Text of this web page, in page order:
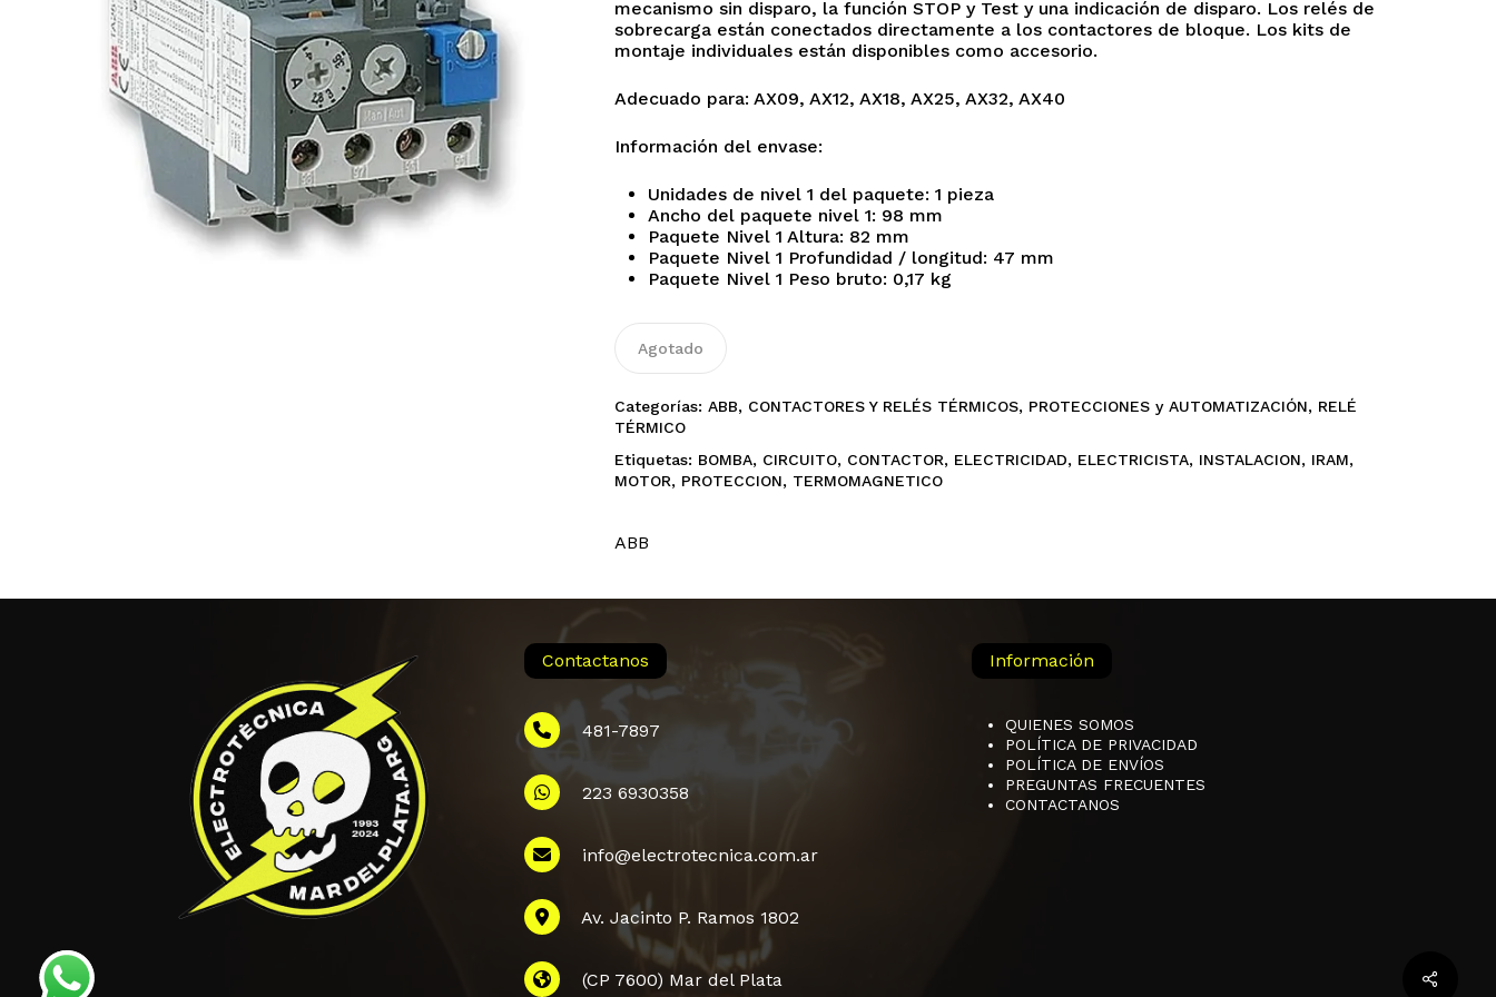
No hay productos en el carrito.
mecanismo sin disparo, la función STOP y Test y una indicación de disparo. Los relés de
sobrecarga están conectados directamente a los contactores de bloque. Los kits de
montaje individuales están disponibles como accesorio.
Adecuado para: AX09, AX12, AX18, AX25, AX32, AX40
Información del envase:
Unidades de nivel 1 del paquete: 1 pieza
Ancho del paquete nivel 1: 98 mm
Paquete Nivel 1 Altura: 82 mm
Paquete Nivel 1 Profundidad / longitud: 47 mm
Paquete Nivel 1 Peso bruto: 0,17 kg
Agotado
Categorías: ABB, CONTACTORES Y RELÉS TÉRMICOS, PROTECCIONES y AUTOMATIZACIÓN, RELÉ
TÉRMICO
Etiquetas: BOMBA, CIRCUITO, CONTACTOR, ELECTRICIDAD, ELECTRICISTA, INSTALACION, IRAM,
MOTOR, PROTECCION, TERMOMAGNETICO
ABB
Contactanos
481-7897
223 6930358
info@electrotecnica.com.ar
Av. Jacinto P. Ramos 1802
(CP 7600) Mar del Plata
Información
QUIENES SOMOS
POLÍTICA DE PRIVACIDAD
POLÍTICA DE ENVÍOS
PREGUNTAS FRECUENTES
CONTACTANOS